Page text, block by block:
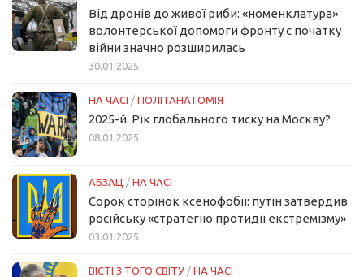
Від дронів до живої риби: «номенклатура»
волонтерської допомоги фронту с початку
війни значно розширилась
30.01.2025
НА ЧАСІ / ПОЛІТАНАТОМІЯ
2025-й. Рік глобального тиску на Москву?
08.01.2025
АБЗАЦ / НА ЧАСІ
Сорок сторінок ксенофобії: путін затвердив
російську «стратегію протидії екстремізму»
03.01.2025
ВІСТІ З ТОГО СВІТУ / НА ЧАСІ